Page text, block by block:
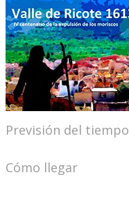
Previsión del tiempo
Cómo llegar